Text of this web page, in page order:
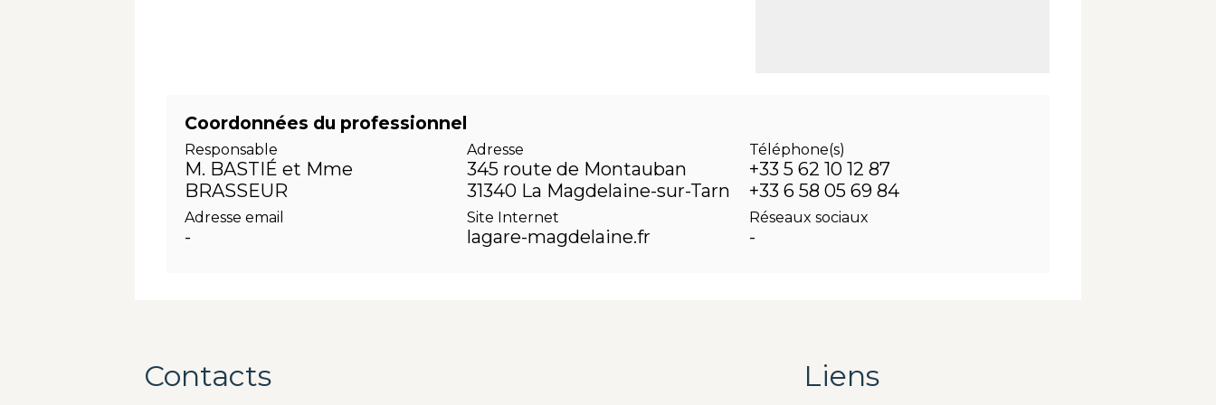
Coordonnées du professionnel
Responsable
M. BASTIÉ et Mme
BRASSEUR
Adresse
345 route de Montauban
31340 La Magdelaine-sur-Tarn
Téléphone(s)
+33 5 62 10 12 87
+33 6 58 05 69 84
Adresse email
-
Site Internet
lagare-magdelaine.fr
Réseaux sociaux
-
Contacts Liens